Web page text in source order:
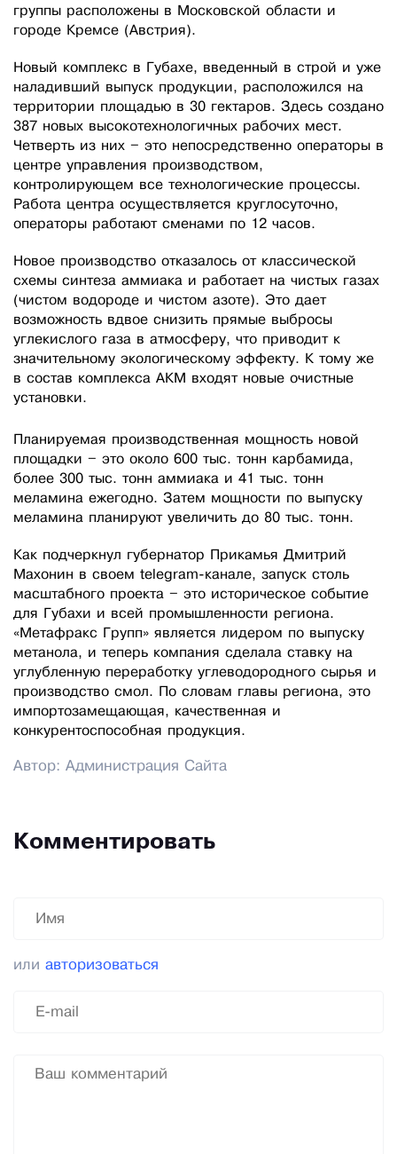
группы расположены в Московской области и
городе Кремсе (Австрия).
Новый комплекс в Губахе, введенный в строй и уже
наладивший выпуск продукции, расположился на
территории площадью в 30 гектаров. Здесь создано
387 новых высокотехнологичных рабочих мест.
Четверть из них – это непосредственно операторы в
центре управления производством,
контролирующем все технологические процессы.
Работа центра осуществляется круглосуточно,
операторы работают сменами по 12 часов.
Новое производство отказалось от классической
схемы синтеза аммиака и работает на чистых газах
(чистом водороде и чистом азоте). Это дает
возможность вдвое снизить прямые выбросы
углекислого газа в атмосферу, что приводит к
значительному экологическому эффекту. К тому же
в состав комплекса АКМ входят новые очистные
установки.
Планируемая производственная мощность новой
площадки – это около 600 тыс. тонн карбамида,
более 300 тыс. тонн аммиака и 41 тыс. тонн
меламина ежегодно. Затем мощности по выпуску
меламина планируют увеличить до 80 тыс. тонн.
Как подчеркнул губернатор Прикамья Дмитрий
Махонин в своем telegram-канале, запуск столь
масштабного проекта – это историческое событие
для Губахи и всей промышленности региона.
«Метафракс Групп» является лидером по выпуску
метанола, и теперь компания сделала ставку на
углубленную переработку углеводородного сырья и
производство смол. По словам главы региона, это
импортозамещающая, качественная и
конкурентоспособная продукция.
Автор: Администрация Сайта
Комментировать
или авторизоваться